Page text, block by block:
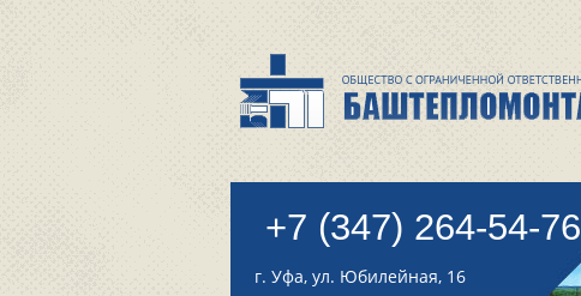
+7 (347) 264-54-76
г. Уфа, ул. Юбилейная, 16